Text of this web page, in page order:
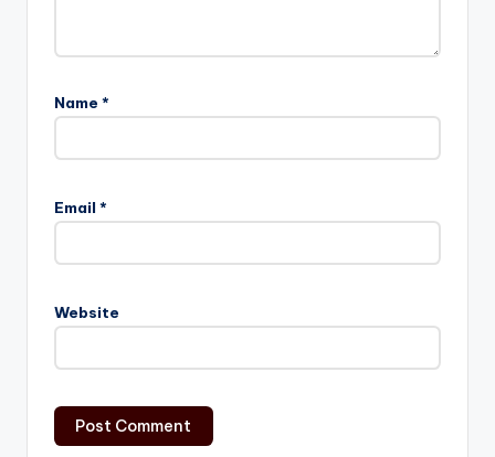
Name *
Email *
Website